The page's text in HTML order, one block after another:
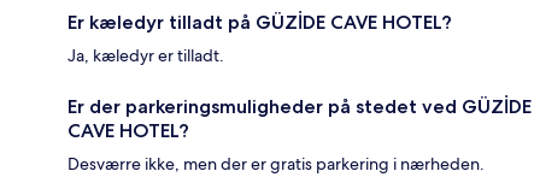
Er kæledyr tilladt på GÜZİDE CAVE HOTEL?
Ja, kæledyr er tilladt.
Er der parkeringsmuligheder på stedet ved GÜZİDE
CAVE HOTEL?
Desværre ikke, men der er gratis parkering i nærheden.